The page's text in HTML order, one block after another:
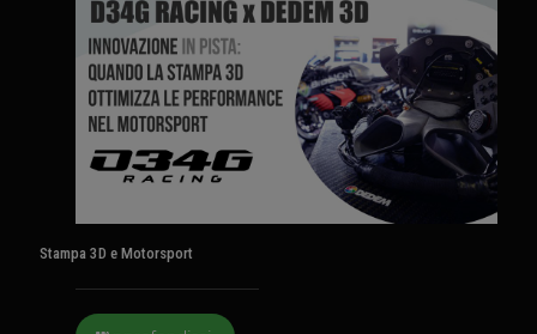
Stampa 3D e Motorsport